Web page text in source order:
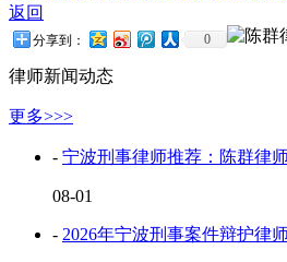
返回
分享到： 0
律师新闻动态
更多>>>
- 宁波刑事律师推荐：陈群律
08-01
- 2026年宁波刑事案件辩护律